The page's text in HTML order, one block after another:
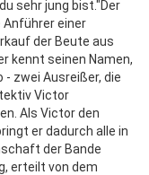
sehr jung bist."Der
Anführer einer
der Beute aus
kennt seinen Namen,
zwei Ausreißer, die
Victor
Als Victor den
er dadurch alle in
der Bande
erteilt von dem